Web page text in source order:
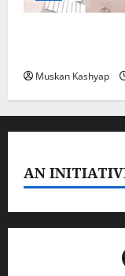
Muskan Kashyap
AN